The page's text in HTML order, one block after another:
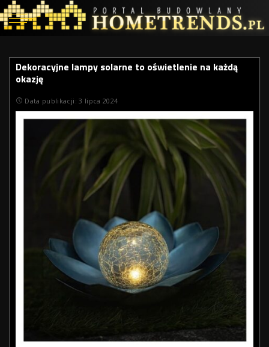
Dekoracyjne lampy solarne to oświetlenie na każdą
okazję
Data publikacji: 3 lipca 2024